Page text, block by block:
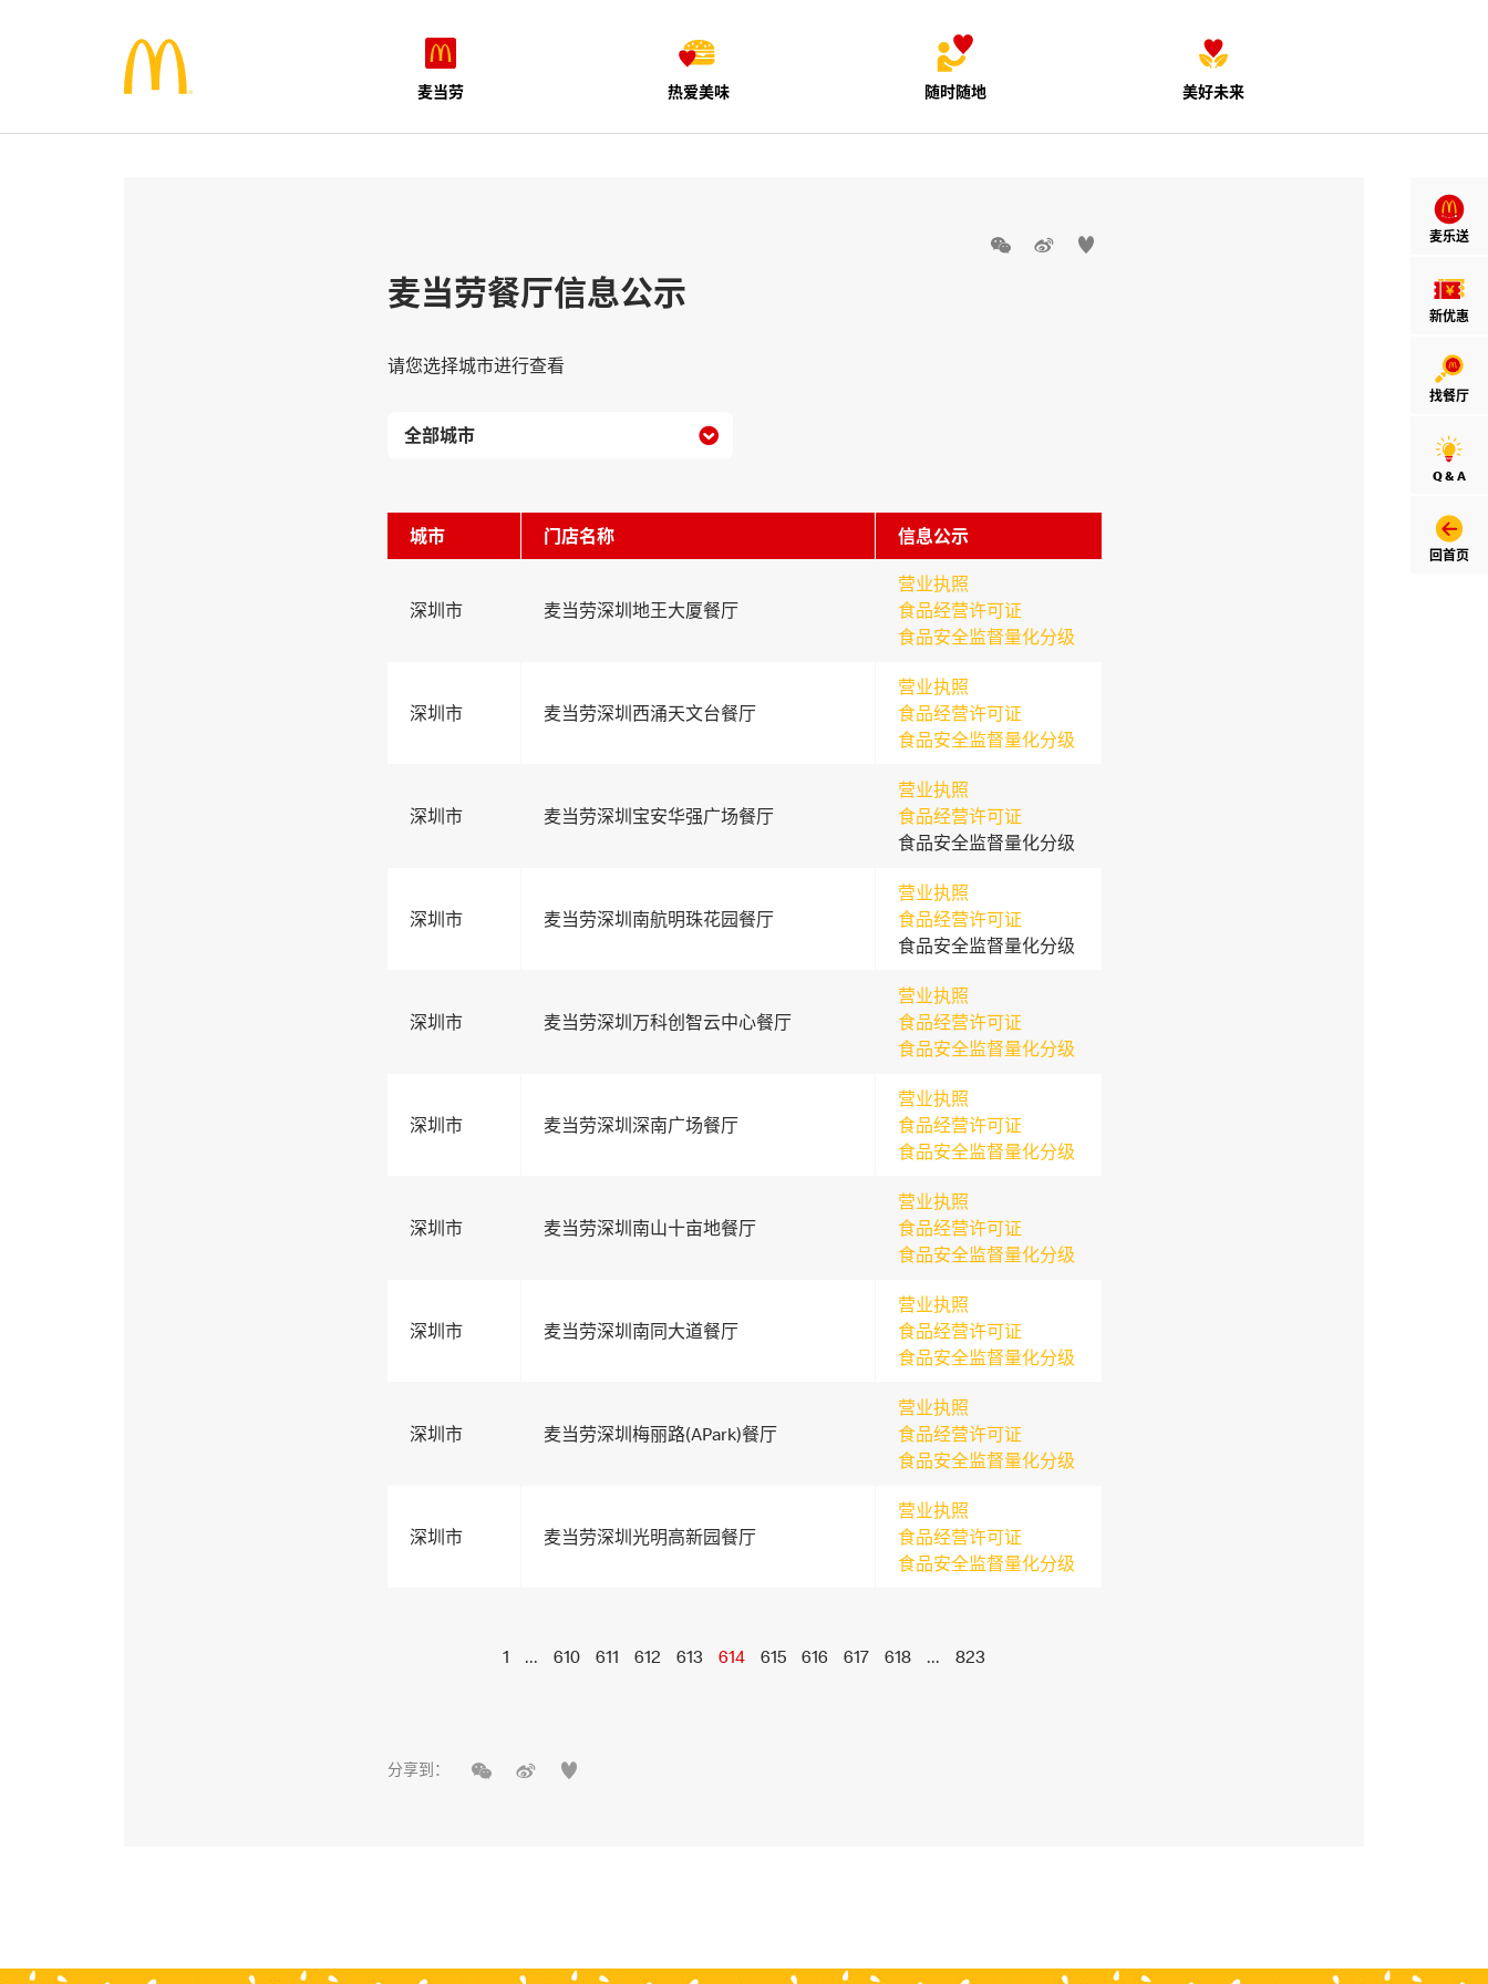
麦当劳 热爱美味 随时随地 美好未来
麦乐送
新优惠
找餐厅
Q & A
回首页
  
麦当劳餐厅信息公示
请您选择城市进行查看

城市 门店名称 信息公示
深圳市 麦当劳深圳地王大厦餐厅
营业执照
食品经营许可证
食品安全监督量化分级
深圳市 麦当劳深圳西涌天文台餐厅
营业执照
食品经营许可证
食品安全监督量化分级
深圳市 麦当劳深圳宝安华强广场餐厅
营业执照
食品经营许可证
食品安全监督量化分级
深圳市 麦当劳深圳南航明珠花园餐厅
营业执照
食品经营许可证
食品安全监督量化分级
深圳市 麦当劳深圳万科创智云中心餐厅
营业执照
食品经营许可证
食品安全监督量化分级
深圳市 麦当劳深圳深南广场餐厅
营业执照
食品经营许可证
食品安全监督量化分级
深圳市 麦当劳深圳南山十亩地餐厅
营业执照
食品经营许可证
食品安全监督量化分级
深圳市 麦当劳深圳南同大道餐厅
营业执照
食品经营许可证
食品安全监督量化分级
深圳市 麦当劳深圳梅丽路(APark)餐厅
营业执照
食品经营许可证
食品安全监督量化分级
深圳市 麦当劳深圳光明高新园餐厅
营业执照
食品经营许可证
食品安全监督量化分级
1 ... 610 611 612 613 614 615 616 617 618 ... 823
分享到：   